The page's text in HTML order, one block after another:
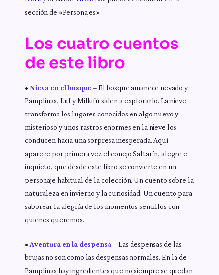
sección de «Personajes».
Los cuatro cuentos
de este libro
• Nieva en el bosque – El bosque amanece nevado y
Pamplinas, Luf y Milkifú salen a explorarlo. La nieve
transforma los lugares conocidos en algo nuevo y
misterioso y unos rastros enormes en la nieve los
conducen hacia una sorpresa inesperada. Aquí
aparece por primera vez el conejo Saltarín, alegre e
inquieto, que desde este libro se convierte en un
personaje habitual de la colección. Un cuento sobre la
naturaleza en invierno y la curiosidad. Un cuento para
saborear la alegría de los momentos sencillos con
quienes queremos.
• Aventura en la despensa – Las despensas de las
brujas no son como las despensas normales. En la de
Pamplinas hay ingredientes que no siempre se quedan